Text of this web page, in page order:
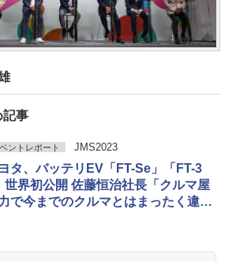
記事
ントレポート JMS2023
ヨタ、バッテリEV「FT-Se」「FT-3
世界初公開 佐藤恒治社長「クルマ屋
で今までのクルマとはまったく違う